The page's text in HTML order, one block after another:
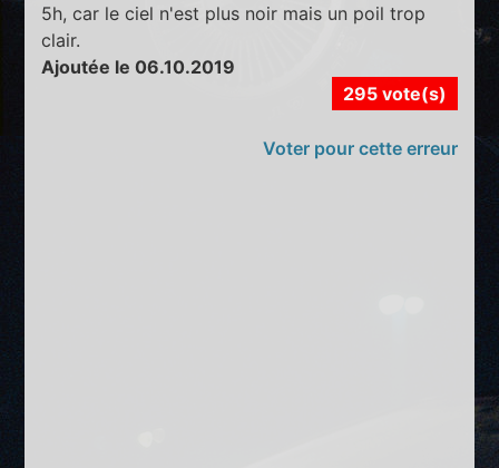
5h, car le ciel n'est plus noir mais un poil trop
clair.
Ajoutée le 06.10.2019
295 vote(s)
Voter pour cette erreur